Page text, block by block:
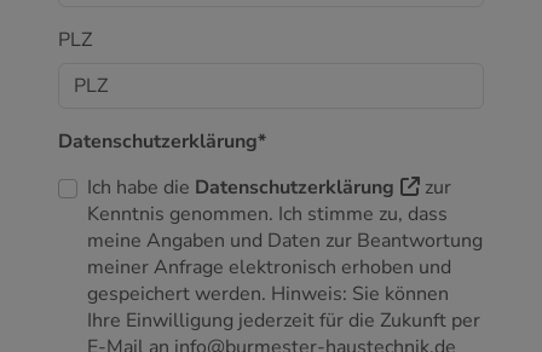
PLZ
Datenschutzerklärung*
Ich habe die Datenschutzerklärung
zur
Kenntnis genommen. Ich stimme zu, dass
meine Angaben und Daten zur Beantwortung
meiner Anfrage elektronisch erhoben und
gespeichert werden. Hinweis: Sie können
Ihre Einwilligung jederzeit für die Zukunft per